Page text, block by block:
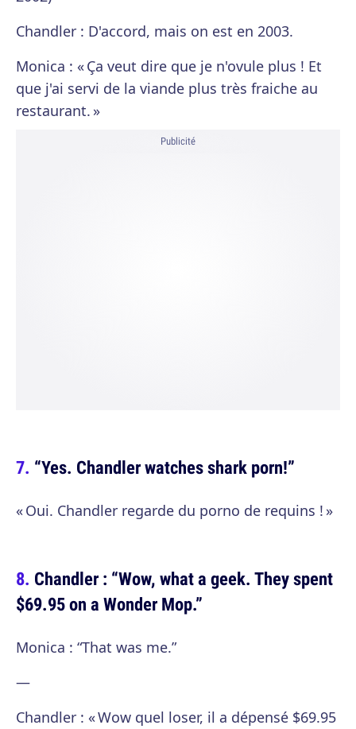
Chandler : D'accord, mais on est en 2003.
Monica : « Ça veut dire que je n'ovule plus ! Et
que j'ai servi de la viande plus très fraiche au
restaurant. »
Publicité
“Yes. Chandler watches shark porn!”
« Oui. Chandler regarde du porno de requins ! »
Chandler : “Wow, what a geek. They spent
$69.95 on a Wonder Mop.”
Monica : “That was me.”
—
Chandler : « Wow quel loser, il a dépensé $69.95